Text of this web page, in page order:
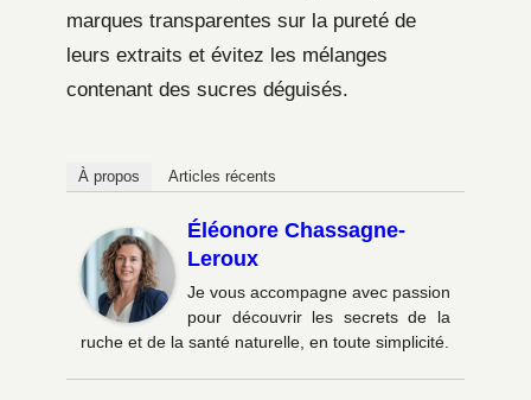
marques transparentes sur la pureté de
leurs extraits et évitez les mélanges
contenant des sucres déguisés.
À propos Articles récents
Éléonore Chassagne-
Leroux
Je vous accompagne avec passion
pour découvrir les secrets de la
ruche et de la santé naturelle, en toute simplicité.